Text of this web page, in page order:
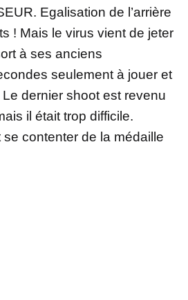
Egalisation de l’arrière
! Mais le virus vient de jeter
à ses anciens
seulement à jouer et
dernier shoot est revenu
il était trop difficile.
contenter de la médaille